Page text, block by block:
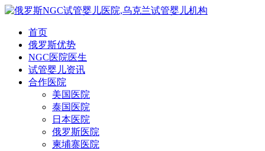
首页
俄罗斯优势
NGC医院医生
试管婴儿资讯
合作医院
美国医院
泰国医院
日本医院
俄罗斯医院
柬埔寨医院